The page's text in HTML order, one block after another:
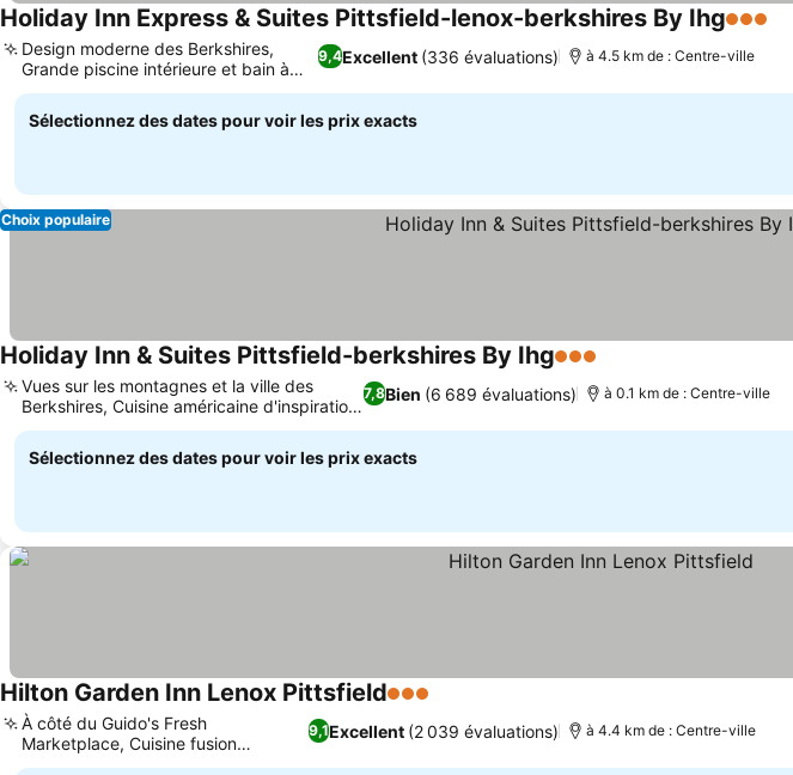
Holiday Inn Express & Suites Pittsfield-lenox-berkshires By Ihg3 Étoiles
9,4Excellent (336 évaluations)
Design moderne des Berkshires,
Grande piscine intérieure et bain à
remous
à 4.5 km de : Centre-ville
Sélectionnez des dates pour voir les prix exacts
Choix populaire
Holiday Inn & Suites Pittsfield-berkshires By Ihg3 Étoiles
7,8Bien (6 689 évaluations)
Vues sur les montagnes et la ville des
Berkshires, Cuisine américaine d'inspiration
sudiste
à 0.1 km de : Centre-ville
Sélectionnez des dates pour voir les prix exacts
Hilton Garden Inn Lenox Pittsfield3 Étoiles
9,1Excellent (2 039 évaluations)
À côté du Guido's Fresh
Marketplace, Cuisine fusion
asiatique chez Jae's
à 4.4 km de : Centre-ville